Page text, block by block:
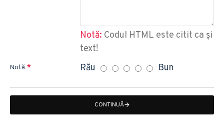
Notă: Codul HTML este citit ca şi
text!
Notă Rău Bun
CONTINUĂ